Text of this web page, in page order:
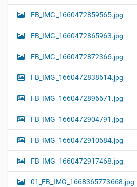
FB_IMG_1660472859565.jpg
FB_IMG_1660472865963.jpg
FB_IMG_1660472872366.jpg
FB_IMG_1660472838614.jpg
FB_IMG_1660472896671.jpg
FB_IMG_1660472904791.jpg
FB_IMG_1660472910684.jpg
FB_IMG_1660472917468.jpg
01_FB_IMG_1668365773668.jpg